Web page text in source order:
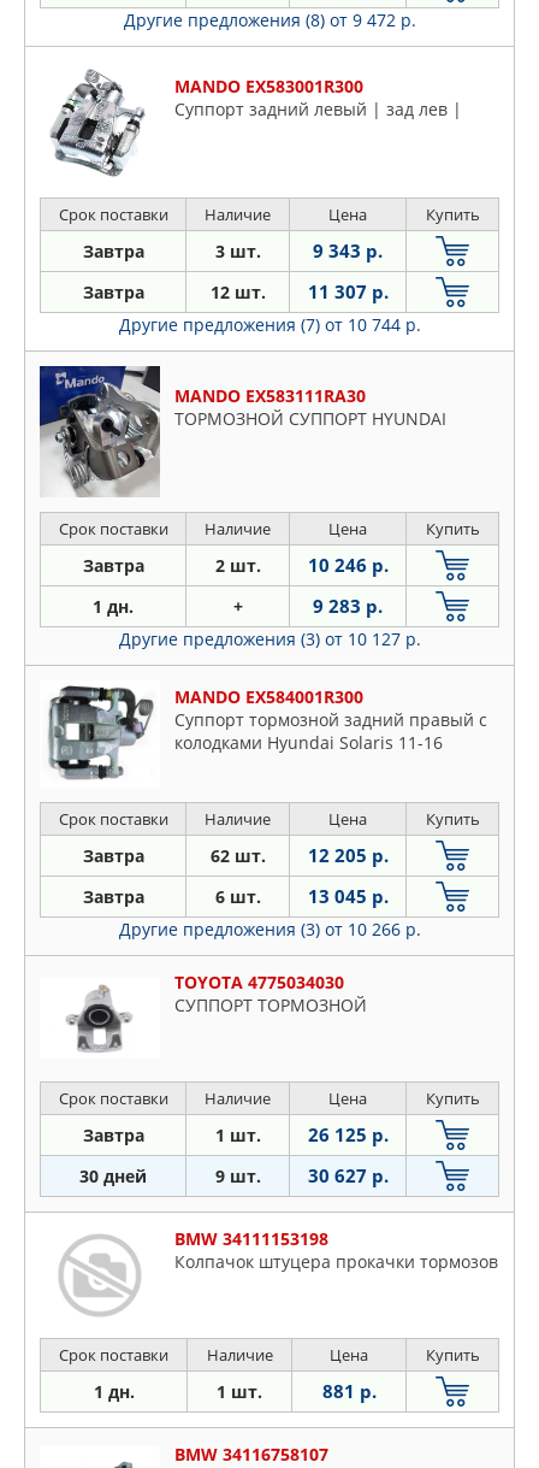
Другие предложения (8) от 9 472 р.
MANDO EX583001R300
Суппорт задний левый | зад лев |
Срок поставки Наличие Цена Купить
Завтра 3 шт. 9 343 р.
Завтра 12 шт. 11 307 р.
Другие предложения (7) от 10 744 р.
MANDO EX583111RA30
ТОРМОЗНОЙ СУППОРТ HYUNDAI
Срок поставки Наличие Цена Купить
Завтра 2 шт. 10 246 р.
1 дн. + 9 283 р.
Другие предложения (3) от 10 127 р.
MANDO EX584001R300
Суппорт тормозной задний правый с
колодками Hyundai Solaris 11-16
Срок поставки Наличие Цена Купить
Завтра 62 шт. 12 205 р.
Завтра 6 шт. 13 045 р.
Другие предложения (3) от 10 266 р.
TOYOTA 4775034030
СУППОРТ ТОРМОЗНОЙ
Срок поставки Наличие Цена Купить
Завтра 1 шт. 26 125 р.
30 дней 9 шт. 30 627 р.
BMW 34111153198
Колпачок штуцера прокачки тормозов
Срок поставки Наличие Цена Купить
1 дн. 1 шт. 881 р.
BMW 34116758107